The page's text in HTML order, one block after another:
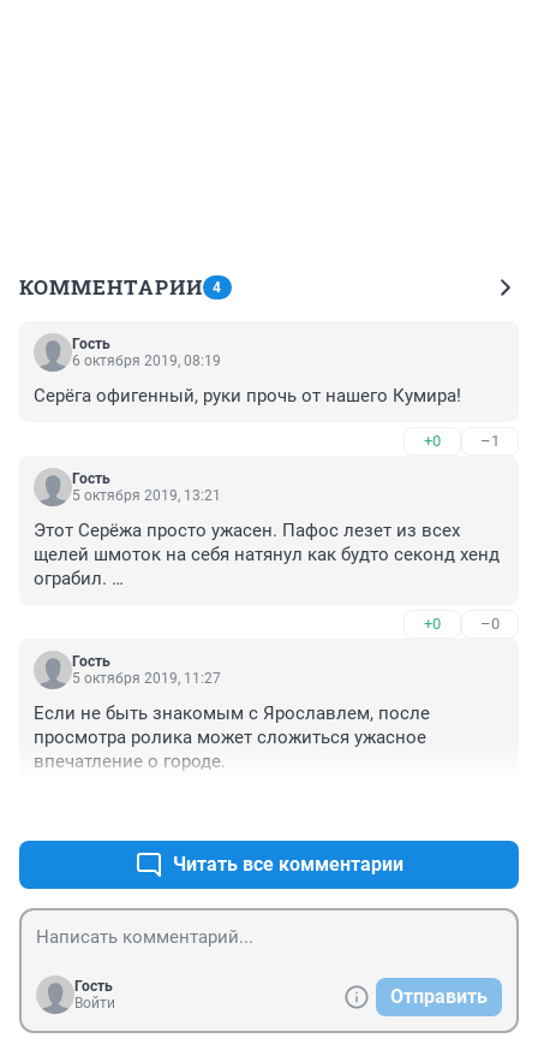
КОММЕНТАРИИ 4
Гость
6 октября 2019, 08:19
Серёга офигенный, руки прочь от нашего Кумира!
+0 –1
Гость
5 октября 2019, 13:21
Этот Серёжа просто ужасен. Пафос лезет из всех
щелей шмоток на себя натянул как будто секонд хенд
ограбил.
Очень жалею что потратил 30 минут своей жизни на
этого недотёпу.
И прав был его бывший коллега из реутов ТВ, что мол
лет ездит по стране с микрофоном.
+0 –0
Гость
5 октября 2019, 11:27
Если не быть знакомым с Ярославлем, после
просмотра ролика может сложиться ужасное
впечатление о городе.
Читать все комментарии
Гость
Войти
Отправить